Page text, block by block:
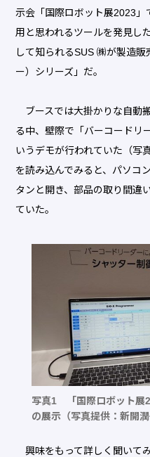
示会「国際ロボット展2023」
用と思われるツールを発見し
して知られるSUS ㈱が製造
ー）シリーズ」だ。
ブースでは大掛かりな自動
る中、壁際で「バーコードリ
いうデモが行われていた（写
を読み込んでみると、パソコ
タンと開き、部品の取り間違
ていた。
写真1 「国際ロボット展
の展示（写真提供：新開潤
興味をもって詳しく聞いて